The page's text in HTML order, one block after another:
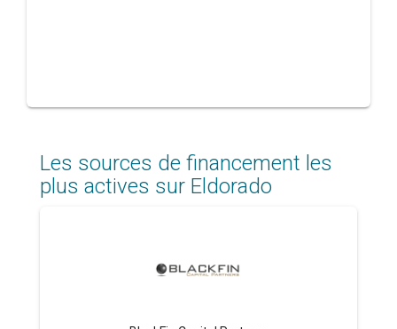
Les sources de financement les
plus actives sur Eldorado